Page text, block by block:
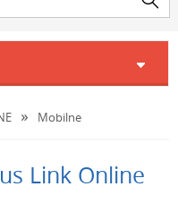
Mobilne
Link Online